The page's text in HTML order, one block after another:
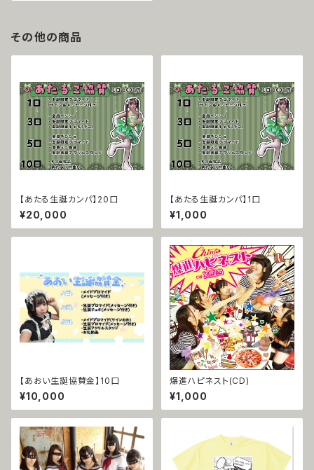
その他の商品
【あたる生誕カンパ】20口
¥20,000
【あたる生誕カンパ】1口
¥1,000
【あおい生誕協賛金】10口
¥10,000
爆進ハピネスト(CD)
¥1,000